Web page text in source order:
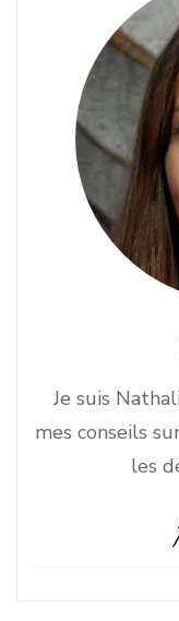
Je suis
mes conseils
les